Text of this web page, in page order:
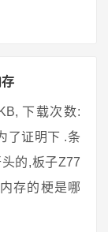
下载次数:
了证明下 .条
的,板子Z77
存的梗是哪